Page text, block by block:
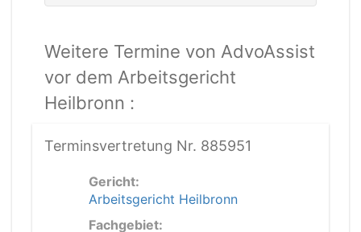
Weitere Termine von AdvoAssist
vor dem Arbeitsgericht
Heilbronn :
Terminsvertretung Nr. 885951
Gericht:
Arbeitsgericht Heilbronn
Fachgebiet: